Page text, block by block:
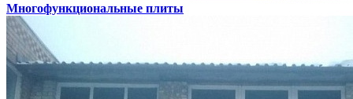
Многофункциональные плиты